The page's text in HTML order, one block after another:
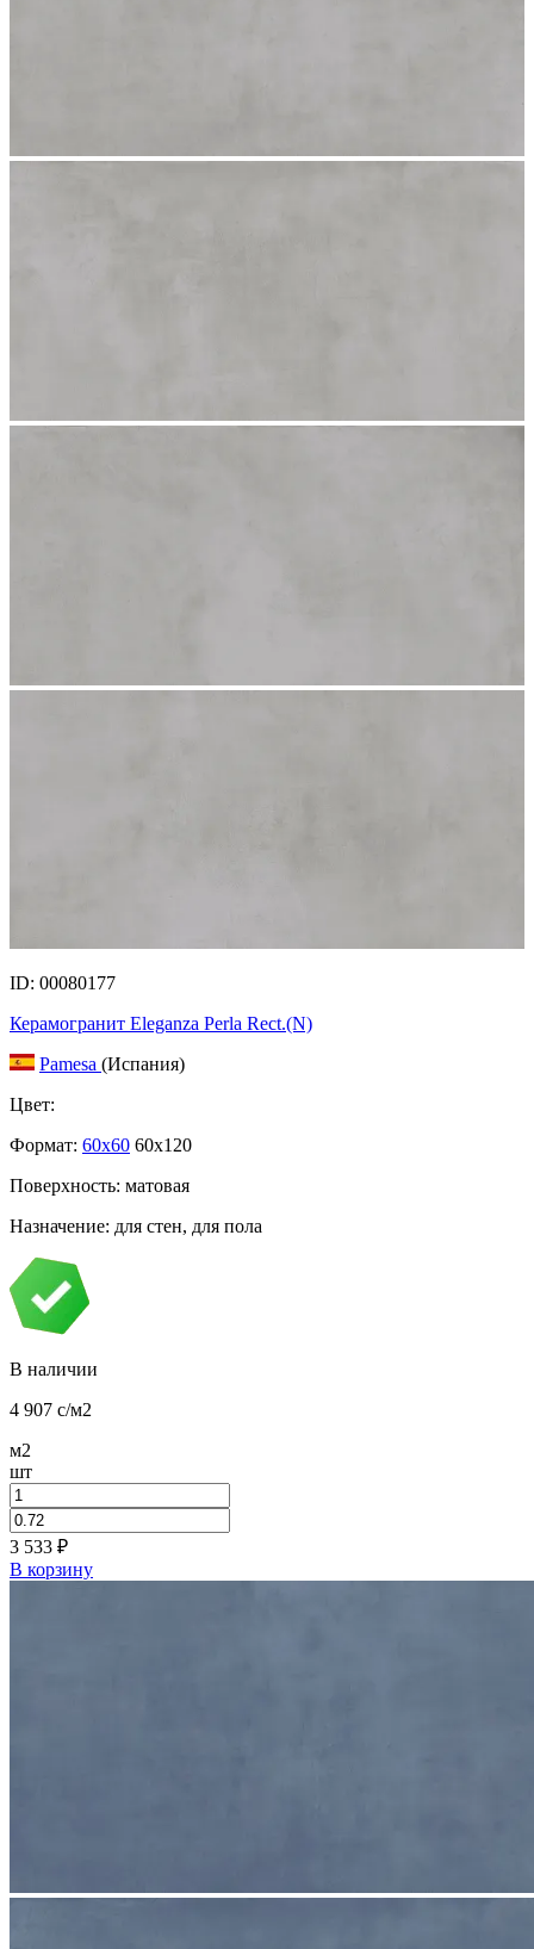
ID: 00080177
Керамогранит Eleganza Perla Rect.(N)
Pamesa (Испания)
Цвет:
Формат: 60x60 60x120
Поверхность: матовая
Назначение: для стен, для пола
В наличии
4 907 c/м2
м2
шт
3 533 ₽
В корзину